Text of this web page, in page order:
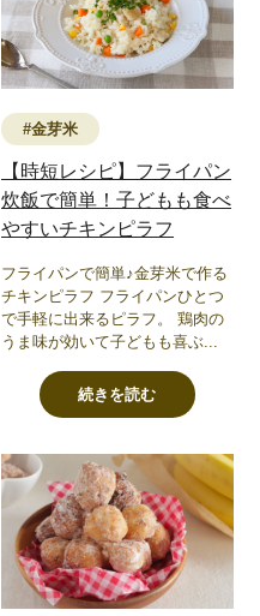
#金芽米
【時短レシピ】フライパン
炊飯で簡単！子どもも食べ
やすいチキンピラフ
フライパンで簡単♪金芽米で作る
チキンピラフ フライパンひとつ
で手軽に出来るピラフ。 鶏肉の
うま味が効いて子どもも喜ぶ...
続きを読む